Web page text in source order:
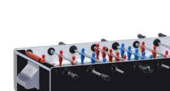
Doorlopende Stangen
Voetbaltafel
SKU: GAR.20130 Merk: